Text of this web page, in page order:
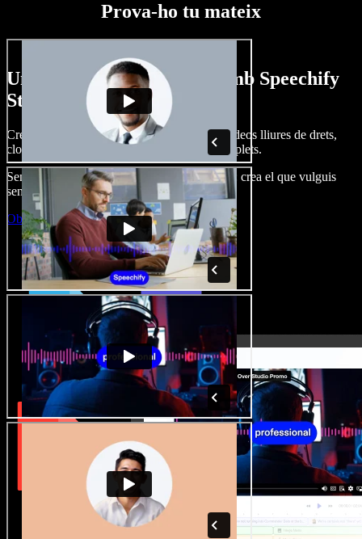
Prova-ho tu mateix
Un tastet del que pots fer amb Speechify
Studio.
Crea dobl. de veu, afegeix imatges, àudio, vídeos lliures de drets,
clona veus i munta projectes multimèdia complets.
Sense corba d’aprenentatge, tot al navegador: crea el que vulguis
sense els límits de sempre.
Obre l'Studio